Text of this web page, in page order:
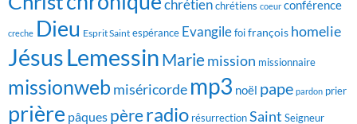
chrétienchrétiens coeur conférence
creche Dieu Esprit Saint espérance Evangilefoifrançois homelie
JésusLemessinMariemission missionnaire
missionweb miséricorde mp3 noël pape pardon prier
prière pâques pèreradio résurrectionSaint Seigneur